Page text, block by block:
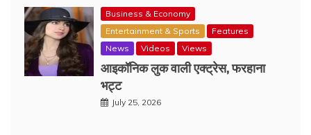
Business & Economy
Entertainment & Sports
Features
News
Videos Views
आइकॉनिक लुक वाली एक्‍ट्रेस, फरहाना
भट्ट
July 25, 2026